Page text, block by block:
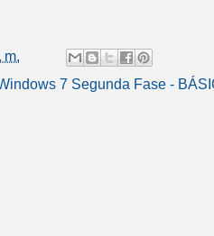
m.
7 Segunda Fase -